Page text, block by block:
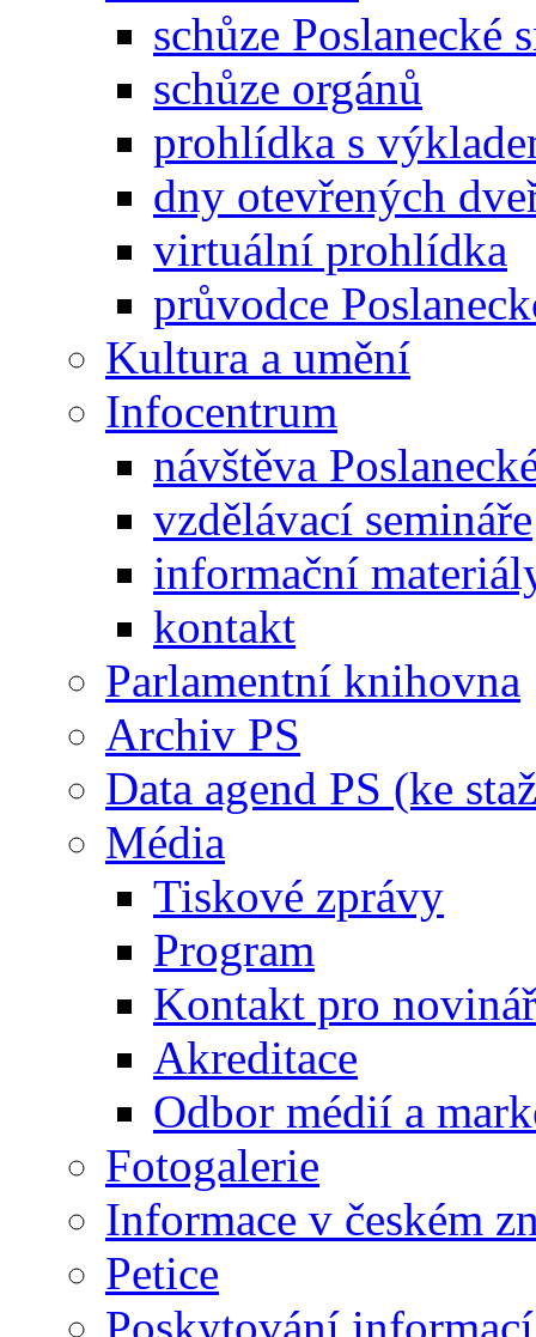
schůze Poslanecké
schůze orgánů
prohlídka s
dny otevřených
virtuální prohlídka
průvodce
Kultura a umění
Infocentrum
návštěva
vzdělávací semináře
informační
kontakt
Parlamentní knihovna
Archiv PS
Data agend PS (ke
Média
Tiskové zprávy
Program
Kontakt pro
Akreditace
Odbor médií a
Fotogalerie
Informace v českém
Petice
Poskytování informací